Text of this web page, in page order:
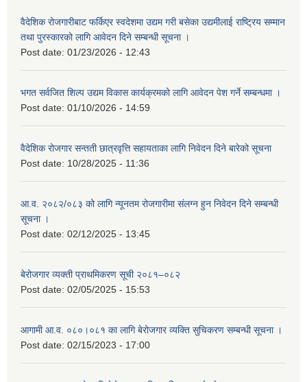
वैदेशिक रोजगारीबाट फर्किएर स्वदेशमा उद्यम गरी बसेका उद्यमीलाई राष्ट्रिय सम्मान
तथा पुरस्कारको लागि आवेदन दिने सम्बन्धी सूचना ।
Post date: 01/23/2026 - 12:43
भगत सर्वजित शिल्प उद्यम विकास कार्यक्रमको लागि आवेदन पेश गर्ने सम्बन्धमा ।
Post date: 01/10/2026 - 14:59
वैदेशिक रोजगार सन्तती छात्रवृत्ति सहायताका लागि निवेदन दिने बारेको सूचना
Post date: 10/28/2025 - 11:36
आ.व. २०८२/०८३ को लागि न्यूनतम रोजगारीमा संलग्न हुन निवेदन दिने सम्बन्धी
सूचना ।
Post date: 02/12/2025 - 13:45
बेरोजगार व्यक्ती प्राथमिकरण सूची २०८१–०८२
Post date: 02/05/2025 - 15:53
आगामी आ.व. ०८०।०८१ का लागि बेरोजगार व्यक्ति सुचिकरण सम्बन्धी सूचना ।
Post date: 02/15/2023 - 17:00